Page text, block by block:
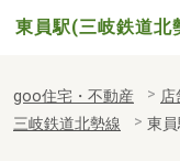
東員駅(三岐鉄道北
goo住宅・不動産 店
三岐鉄道北勢線
東